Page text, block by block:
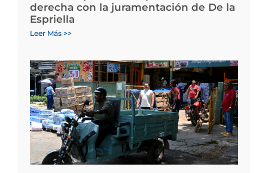
derecha con la juramentación de De la
Espriella
Leer Más >>